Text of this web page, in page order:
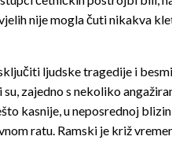
nije mogla čuti nikakva
ljudske tragedije i
zajedno s nekoliko
kasnije, u neposrednoj
ratu. Ramski je križ